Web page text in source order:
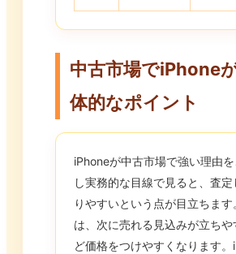
中古市場でiPhone
体的なポイント
iPhoneが中古市場で強い理由
し実務的な目線で見ると、査
りやすいという点が目立ちま
は、次に売れる見込みが立ちや
ど価格をつけやすくなります。